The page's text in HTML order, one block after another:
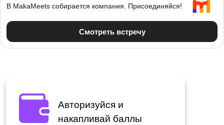
Авторизуйся и
накапливай баллы